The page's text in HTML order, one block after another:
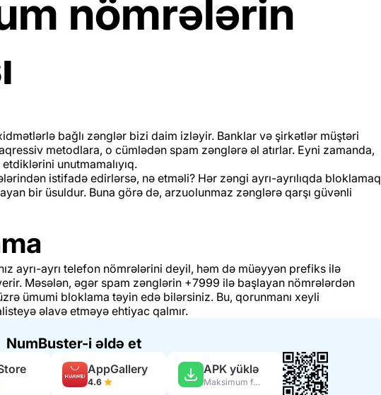
nömrələrin
bağlı zənglər bizi daim izləyir. Banklar və şirkətlər müştəri
metodlara, o cümlədən spam zənglərə əl atırlar. Eyni zamanda,
unutmamalıyıq.
istifadə edirlərsə, nə etməli? Hər zəngi ayrı-ayrılıqda bloklamaq
bir üsuldur. Buna görə də, arzuolunmaz zənglərə qarşı güvənli
ayrı-ayrı telefon nömrələrini deyil, həm də müəyyən prefiks ilə
Məsələn, əgər spam zənglərin +7999 ilə başlayan nömrələrdən
ümumi bloklama təyin edə bilərsiniz. Bu, qorunmanı xeyli
əlavə etməyə ehtiyac qalmır.
NumBuster-i əldə et
AppGallery
4.6
APK yüklə
Maksimum funksiyalar